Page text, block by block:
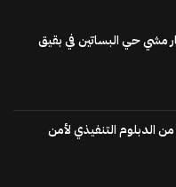
مشي حي البساتين في بقيق
الدبلوم التنفيذي لأمن